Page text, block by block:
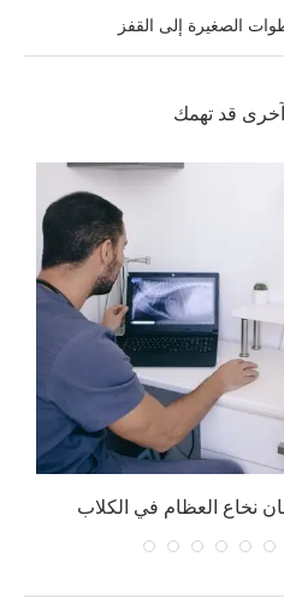
الصغيرة إلى القفز
قد تهمك
العظام في الكلاب